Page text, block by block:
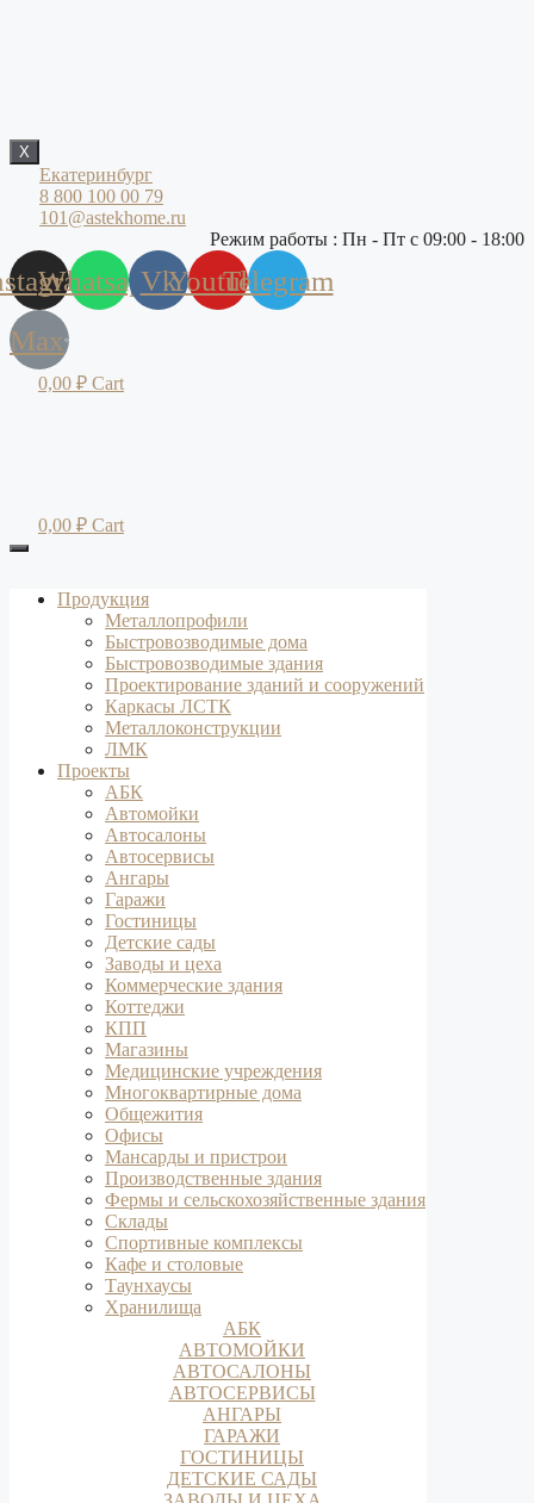
X
Екатеринбург
8 800 100 00 79
101@astekhome.ru
Режим работы : Пн - Пт с 09:00 - 18:00
WhatsappVkYoutubeTelegram
Max
0,00 ₽ Cart
0,00 ₽ Cart
Продукция
Металлопрофили
Быстровозводимые дома
Быстровозводимые здания
Проектирование зданий и сооружений
Каркасы ЛСТК
Металлоконструкции
ЛМК
Проекты
АБК
Автомойки
Автосалоны
Автосервисы
Ангары
Гаражи
Гостиницы
Детские сады
Заводы и цеха
Коммерческие здания
Коттеджи
КПП
Магазины
Медицинские учреждения
Многоквартирные дома
Общежития
Офисы
Мансарды и пристрои
Производственные здания
Фермы и сельскохозяйственные здания
Склады
Спортивные комплексы
Кафе и столовые
Таунхаусы
Хранилища
АБК
АВТОМОЙКИ
АВТОСАЛОНЫ
АВТОСЕРВИСЫ
АНГАРЫ
ГАРАЖИ
ГОСТИНИЦЫ
ДЕТСКИЕ САДЫ